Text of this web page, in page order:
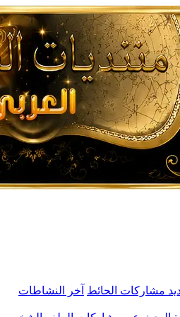
مشاركات الحائط آخر النشاطات